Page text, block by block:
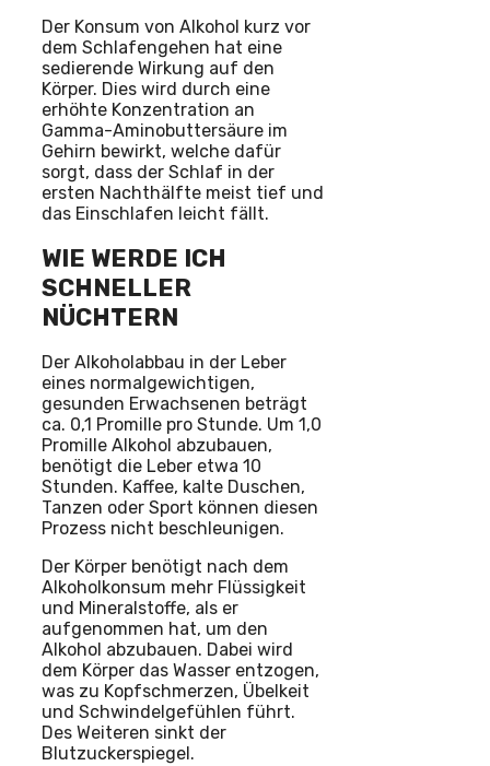
Der Konsum von Alkohol kurz vor
dem Schlafengehen hat eine
sedierende Wirkung auf den
Körper. Dies wird durch eine
erhöhte Konzentration an
Gamma-Aminobuttersäure im
Gehirn bewirkt, welche dafür
sorgt, dass der Schlaf in der
ersten Nachthälfte meist tief und
das Einschlafen leicht fällt.
WIE WERDE ICH
SCHNELLER
NÜCHTERN
Der Alkoholabbau in der Leber
eines normalgewichtigen,
gesunden Erwachsenen beträgt
ca. 0,1 Promille pro Stunde. Um 1,0
Promille Alkohol abzubauen,
benötigt die Leber etwa 10
Stunden. Kaffee, kalte Duschen,
Tanzen oder Sport können diesen
Prozess nicht beschleunigen.
Der Körper benötigt nach dem
Alkoholkonsum mehr Flüssigkeit
und Mineralstoffe, als er
aufgenommen hat, um den
Alkohol abzubauen. Dabei wird
dem Körper das Wasser entzogen,
was zu Kopfschmerzen, Übelkeit
und Schwindelgefühlen führt.
Des Weiteren sinkt der
Blutzuckerspiegel.